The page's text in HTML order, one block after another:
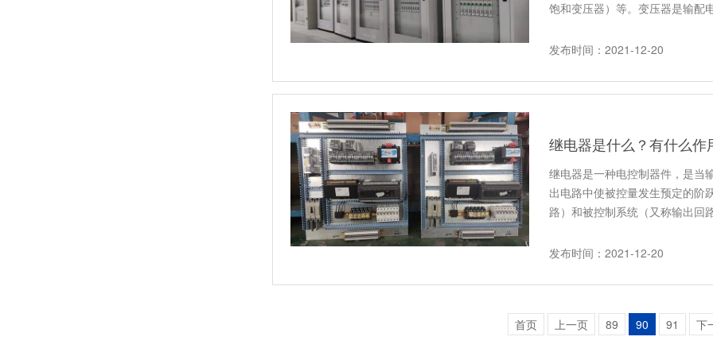
饱和变压器）等。变压器是输
发布时间：2021-12-20
继电器是什么？有什么作
继电器是一种电控制器件，是当
出电路中使被控量发生预定的阶
路）和被控制系统（又称输出
发布时间：2021-12-20
首页 上一页 89 90 91 下